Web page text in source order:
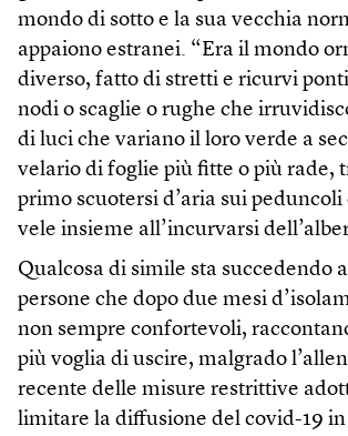
mondo di sotto e la sua vecchia
appaiono estranei. “Era il mondo
diverso, fatto di stretti e ricurvi
nodi o scaglie o rughe che
di luci che variano il loro verde a
velario di foglie più fitte o più rade,
primo scuotersi d’aria sui peduncoli
vele insieme all’incurvarsi
Qualcosa di simile sta succedendo
persone che dopo due mesi
non sempre confortevoli,
più voglia di uscire, malgrado
recente delle misure restrittive
limitare la diffusione del covid-19